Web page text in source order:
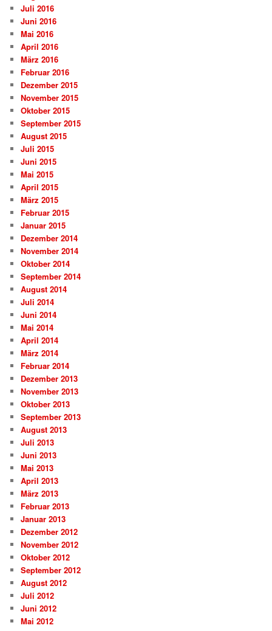
Juli 2016
Juni 2016
Mai 2016
April 2016
März 2016
Februar 2016
Dezember 2015
November 2015
Oktober 2015
September 2015
August 2015
Juli 2015
Juni 2015
Mai 2015
April 2015
März 2015
Februar 2015
Januar 2015
Dezember 2014
November 2014
Oktober 2014
September 2014
August 2014
Juli 2014
Juni 2014
Mai 2014
April 2014
März 2014
Februar 2014
Dezember 2013
November 2013
Oktober 2013
September 2013
August 2013
Juli 2013
Juni 2013
Mai 2013
April 2013
März 2013
Februar 2013
Januar 2013
Dezember 2012
November 2012
Oktober 2012
September 2012
August 2012
Juli 2012
Juni 2012
Mai 2012